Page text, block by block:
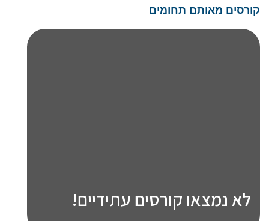
קורסים מאותם תחומים
לא נמצאו קורסים עתידיים!